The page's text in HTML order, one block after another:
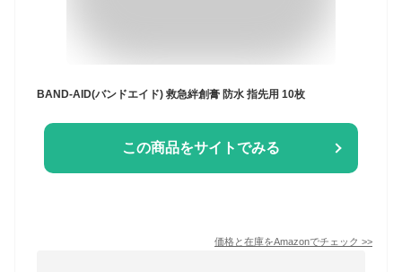
BAND-AID(バンドエイド) 救急絆創膏 防水 指先用 10枚
この商品をサイトでみる
価格と在庫をAmazonでチェック >>